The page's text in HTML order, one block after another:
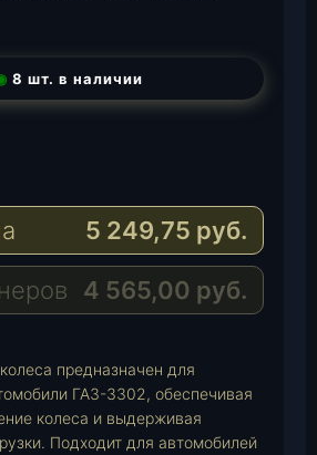
8 шт. в наличии
5 249,75 руб.
4 565,00 руб.
предназначен для
ГАЗ-3302, обеспечивая
колеса и выдерживая
Подходит для автомобилей